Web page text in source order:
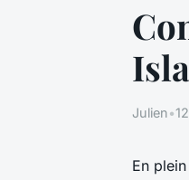
Julien•
En